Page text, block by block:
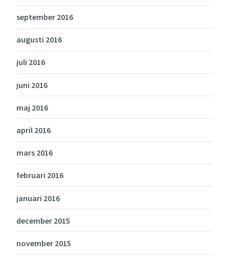
september 2016
augusti 2016
juli 2016
juni 2016
maj 2016
april 2016
mars 2016
februari 2016
januari 2016
december 2015
november 2015